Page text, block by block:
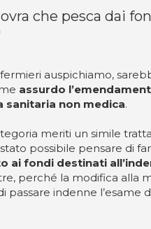
che pesca dai
auspichiamo,
assurdo
sanitaria non medica.
meriti un simile
possibile pensare di
ai fondi destinati
perché la modifica alla
indenne l’esame